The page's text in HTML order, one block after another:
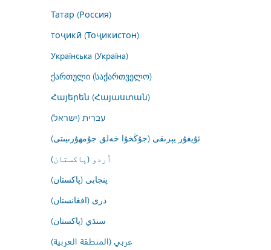
Татар (Россия)
тоҷикӣ (Тоҷикистон)
Українська (Україна)
ქართული (საქართველო)
Հայերեն (Հայաստան)
עברית (ישראל)
ئۇيغۇر يېزىقى (جۇڭخۇا خەلق جۇمھۇرىيىتى)
اُردو (پاکستان)
پنجابی (پاکستان)
درى (افغانستان)
سنڌي (پاکستان)
عربي (المنطقة العربية)